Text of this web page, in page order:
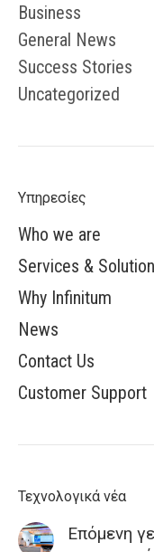
Business
General News
Success Stories
Uncategorized
Υπηρεσίες
Who we are
Services &
Why Infinitum
News
Contact Us
Customer Support
Τεχνολογικά νέα
Επόμενη